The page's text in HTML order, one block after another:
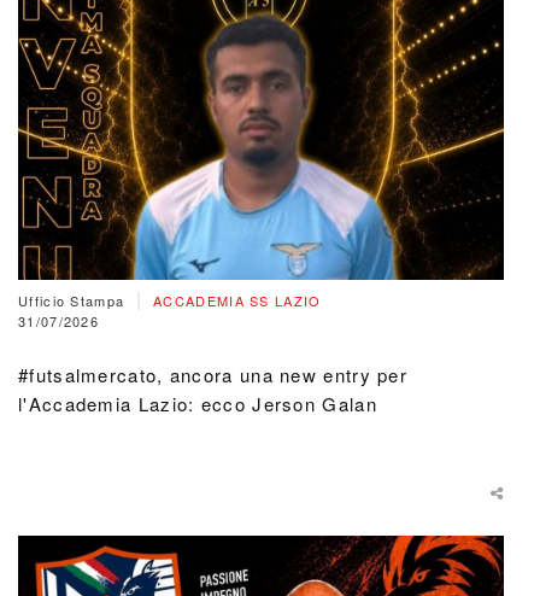
Ufficio Stampa
ACCADEMIA SS LAZIO
31/07/2026
#futsalmercato, ancora una new entry per
l'Accademia Lazio: ecco Jerson Galan